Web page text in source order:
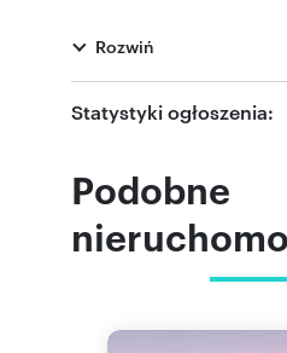
two master suites that
like bathrooms and
With over 200 m² of
several areas for al fresco
customization of spaces
property also features a
Its proximity to two 18-
leisure areas on the
Rozwiń
Statystyki ogłoszenia:
Podobne